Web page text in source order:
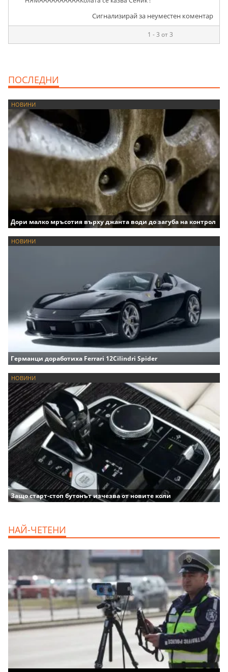
Сигнализирай за неуместен коментар
1 - 3 от 3
ПОСЛЕДНИ
НОВИНИ
Дори малко мръсотия върху джанта води до загуба на контрол
НОВИНИ
Германци доработиха Ferrari 12Cilindri Spider
НОВИНИ
Защо старт-стоп бутонът изчезва от новите коли
НАЙ-ЧЕТЕНИ